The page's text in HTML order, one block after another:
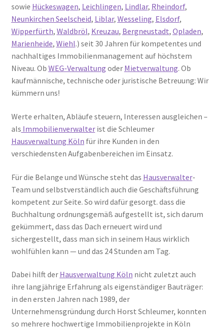
sowie Hückeswagen, Leichlingen, Lindlar, Rheindorf,
Neunkirchen Seelscheid, Liblar, Wesseling, Elsdorf,
Wipperfürth, Waldbröl, Kreuzau, Bergneustadt, Opladen,
Marienheide, Wiehl.) seit 30 Jahren für kompetentes und
nachhaltiges Immobilienmanagement auf höchstem
Niveau. Ob WEG-Verwaltung oder Mietverwaltung. Ob
kaufmännische, technische oder juristische Betreuung: Wir
kümmern uns!
Werte erhalten, Abläufe steuern, Interessen ausgleichen –
als Immobilienverwalterist die Schleumer
Hausverwaltung Köln für ihre Kunden in den
verschiedensten Aufgabenbereichen im Einsatz.
Für die Belange und Wünsche steht das Hausverwalter-
Team und selbstverständlich auch die Geschäftsführung
kompetent zur Seite. So wird dafür gesorgt. dass die
Buchhaltung ordnungsgemäß aufgestellt ist, sich darum
gekümmert, dass das Dach erneuert wird und
sichergestellt, dass man sich in seinem Haus wirklich
wohlfühlen kann — und das 24 Stunden am Tag.
Dabei hilft der Hausverwaltung Köln nicht zuletzt auch
ihre langjährige Erfahrung als eigenständiger Bauträger:
in den ersten Jahren nach 1989, der
Unternehmensgründung durch Horst Schleumer, konnten
so mehrere hochwertige Immobilienprojekte in Köln